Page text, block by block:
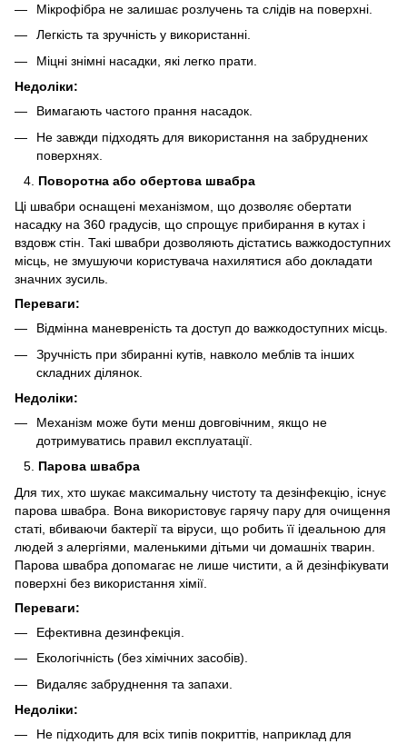
Мікрофібра не залишає розлучень та слідів на поверхні.
Легкість та зручність у використанні.
Міцні знімні насадки, які легко прати.
Недоліки:
Вимагають частого прання насадок.
Не завжди підходять для використання на забруднених
поверхнях.
Поворотна або обертова швабра
Ці швабри оснащені механізмом, що дозволяє обертати
насадку на 360 градусів, що спрощує прибирання в кутах і
вздовж стін. Такі швабри дозволяють дістатись важкодоступних
місць, не змушуючи користувача нахилятися або докладати
значних зусиль.
Переваги:
Відмінна маневреність та доступ до важкодоступних місць.
Зручність при збиранні кутів, навколо меблів та інших
складних ділянок.
Недоліки:
Механізм може бути менш довговічним, якщо не
дотримуватись правил експлуатації.
Парова швабра
Для тих, хто шукає максимальну чистоту та дезінфекцію, існує
парова швабра. Вона використовує гарячу пару для очищення
статі, вбиваючи бактерії та віруси, що робить її ідеальною для
людей з алергіями, маленькими дітьми чи домашніх тварин.
Парова швабра допомагає не лише чистити, а й дезінфікувати
поверхні без використання хімії.
Переваги:
Ефективна дезинфекція.
Екологічність (без хімічних засобів).
Видаляє забруднення та запахи.
Недоліки:
Не підходить для всіх типів покриттів, наприклад для